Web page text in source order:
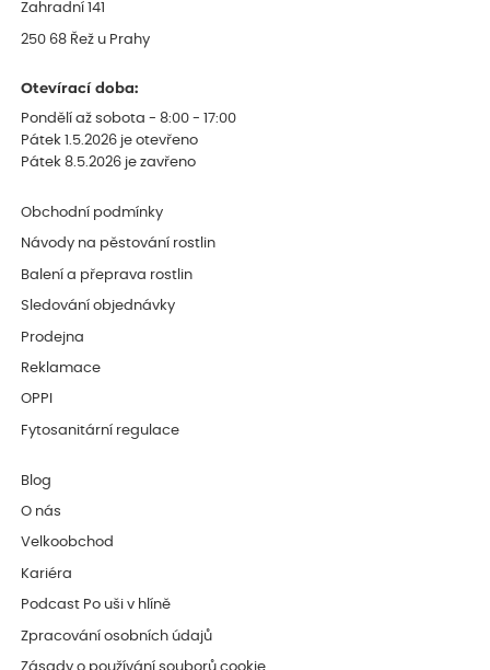
Zahradní 141
250 68 Řež u Prahy
Otevírací doba:
Pondělí až sobota - 8:00 - 17:00
Pátek 1.5.2026 je otevřeno
Pátek 8.5.2026 je zavřeno
Obchodní podmínky
Návody na pěstování rostlin
Balení a přeprava rostlin
Sledování objednávky
Prodejna
Reklamace
OPPI
Fytosanitární regulace
Blog
O nás
Velkoobchod
Kariéra
Podcast Po uši v hlíně
Zpracování osobních údajů